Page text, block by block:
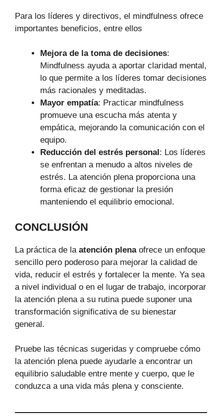
Para los líderes y directivos, el mindfulness ofrece
importantes beneficios, entre ellos
Mejora de la toma de decisiones:
Mindfulness ayuda a aportar claridad mental,
lo que permite a los líderes tomar decisiones
más racionales y meditadas.
Mayor empatía: Practicar mindfulness
promueve una escucha más atenta y
empática, mejorando la comunicación con el
equipo.
Reducción del estrés personal : Los líderes
se enfrentan a menudo a altos niveles de
estrés. La atención plena proporciona una
forma eficaz de gestionar la presión
manteniendo el equilibrio emocional.
CONCLUSIÓN
La práctica de la atención plenaofrece un enfoque
sencillo pero poderoso para mejorar la calidad de
vida, reducir el estrés y fortalecer la mente. Ya sea
a nivel individual o en el lugar de trabajo, incorporar
la atención plena a su rutina puede suponer una
transformación significativa de su bienestar
general.
Pruebe las técnicas sugeridas y compruebe cómo
la atención plena puede ayudarle a encontrar un
equilibrio saludable entre mente y cuerpo, que le
conduzca a una vida más plena y consciente.